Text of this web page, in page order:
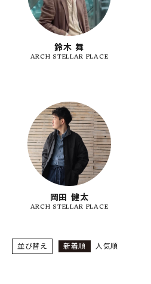
ご利用ガイド
プライバシーポリシー
OFFICIAL WEB SITE
ACCOUNT MENU
ようこそ ゲスト 様
ログイン
鈴木 舞
ARCH STELLAR PLACE
岡田 健太
ARCH STELLAR PLACE
並び替え 新着順 人気順